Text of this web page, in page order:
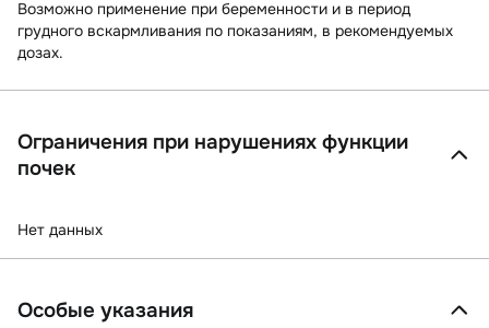
Возможно применение при беременности и в период
грудного вскармливания по показаниям, в рекомендуемых
дозах.
Ограничения при нарушениях функции
почек
Нет данных
Особые указания